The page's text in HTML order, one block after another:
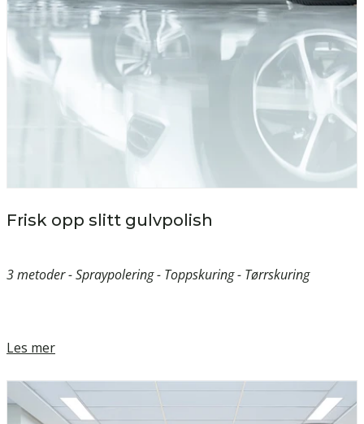
Frisk opp slitt gulvpolish
3 metoder - Spraypolering - Toppskuring - Tørrskuring
Les mer